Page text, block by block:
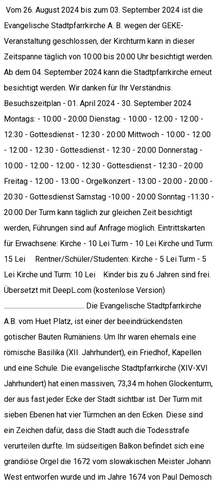
Vom 26. August 2024 bis zum 03. September 2024 ist die
Evangelische Stadtpfarrkirche A. B. wegen der GEKE-
Veranstaltung geschlossen, der Kirchturm kann in dieser
Zeitspanne täglich von 10:00 bis 20:00 Uhr besichtigt werden.
Ab dem 04. September 2024 kann die Stadtpfarrkirche erneut
besichtigt werden. Wir danken für Ihr Verständnis.
Besuchszeitplan - 01. April 2024 - 30. September 2024
Montags: - 10:00 - 20:00 Dienstag: - 10:00 - 12:00 - 12:00 -
12:30 - Gottesdienst - 12:30 - 20:00 Mittwoch - 10:00 - 12:00
- 12:00 - 12:30 - Gottesdienst - 12:30 - 20:00 Donnerstag -
10:00 - 12:00 - 12:00 - 12:30 - Gottesdienst - 12:30 - 20:00
Freitag - 12:00 - 13:00 - Orgelkonzert - 13:00 - 20:00 - 20:00 -
20:30 - Gottesdienst Samstag -10:00 - 20:00 Sonntag -11:30 -
20:00 Der Turm kann täglich zur gleichen Zeit besichtigt
werden, Führungen sind auf Anfrage möglich. Eintrittskarten
für Erwachsene: Kirche - 10 Lei Turm - 10 Lei Kirche und Turm:
15 Lei Rentner/Schüler/Studenten: Kirche - 5 Lei Turm - 5
Lei Kirche und Turm: 10 Lei Kinder bis zu 6 Jahren sind frei.
Übersetzt mit DeepL.com (kostenlose Version)
....................................................... Die Evangelische Stadtpfarrkirche
A.B. vom Huet Platz, ist einer der beeindrückendsten
gotischer Bauten Rumäniens. Um Ihr waren ehemals eine
römische Basilika (XII. Jahrhundert), ein Friedhof, Kapellen
und eine Schule. Die evangelische Stadtpfarrkirche (XIV-XVI
Jahrhundert) hat einen massiven, 73,34 m hohen Glockenturm,
der aus fast jeder Ecke der Stadt sichtbar ist. Der Turm mit
sieben Ebenen hat vier Türmchen an den Ecken. Diese sind
ein Zeichen dafür, dass die Stadt auch die Todesstrafe
verurteilen durfte. Im südseitigen Balkon befindet sich eine
grandiöse Orgel die 1672 vom slowakischen Meister Johann
West entworfen wurde und im Jahre 1674 von Paul Demosch